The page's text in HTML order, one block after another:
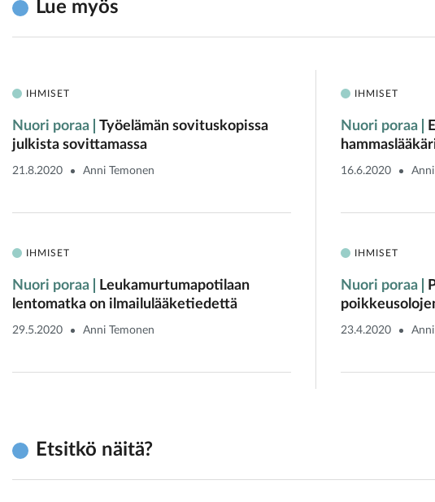
Lue myös
IHMISET
Nuori poraa
Työelämän sovituskopissa
julkista sovittamassa
21.8.2020 Anni Temonen
IHMISET
Nuori poraa
16.6.2020
IHMISET
Nuori poraa
Leukamurtumapotilaan
lentomatka on ilmailulääketiedettä
29.5.2020 Anni Temonen
IHMISET
Nuori poraa
23.4.2020
Etsitkö näitä?